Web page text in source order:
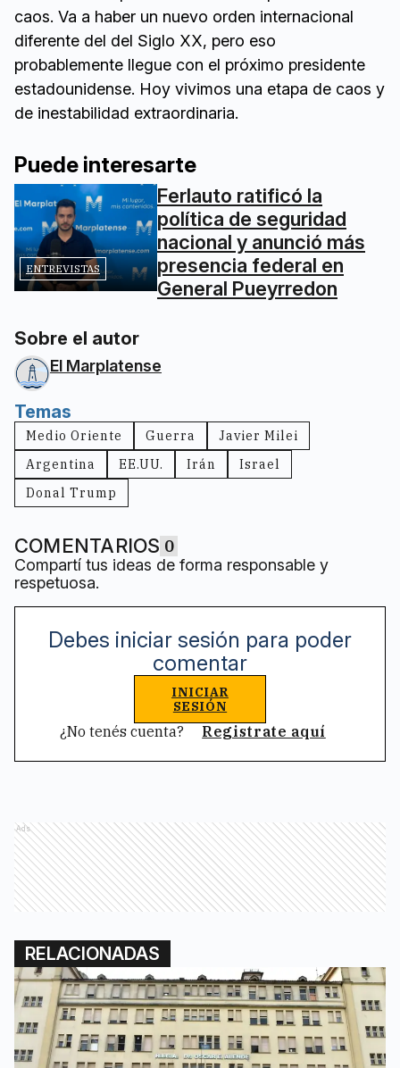
caos. Va a haber un nuevo orden internacional
diferente del del Siglo XX, pero eso
probablemente llegue con el próximo presidente
estadounidense. Hoy vivimos una etapa de caos y
de inestabilidad extraordinaria.
Puede interesarte
ENTREVISTAS
Ferlauto ratificó la
política de seguridad
nacional y anunció más
presencia federal en
General Pueyrredon
Sobre el autor
El Marplatense
Temas
Medio Oriente Guerra
Javier Milei
Argentina
EE.UU. Irán
Israel
Donal Trump
COMENTARIOS 0
Compartí tus ideas de forma responsable y
respetuosa.
Debes iniciar sesión para poder
comentar
INICIAR
SESIÓN
¿No tenés cuenta? Registrate aquí
Ads
RELACIONADAS